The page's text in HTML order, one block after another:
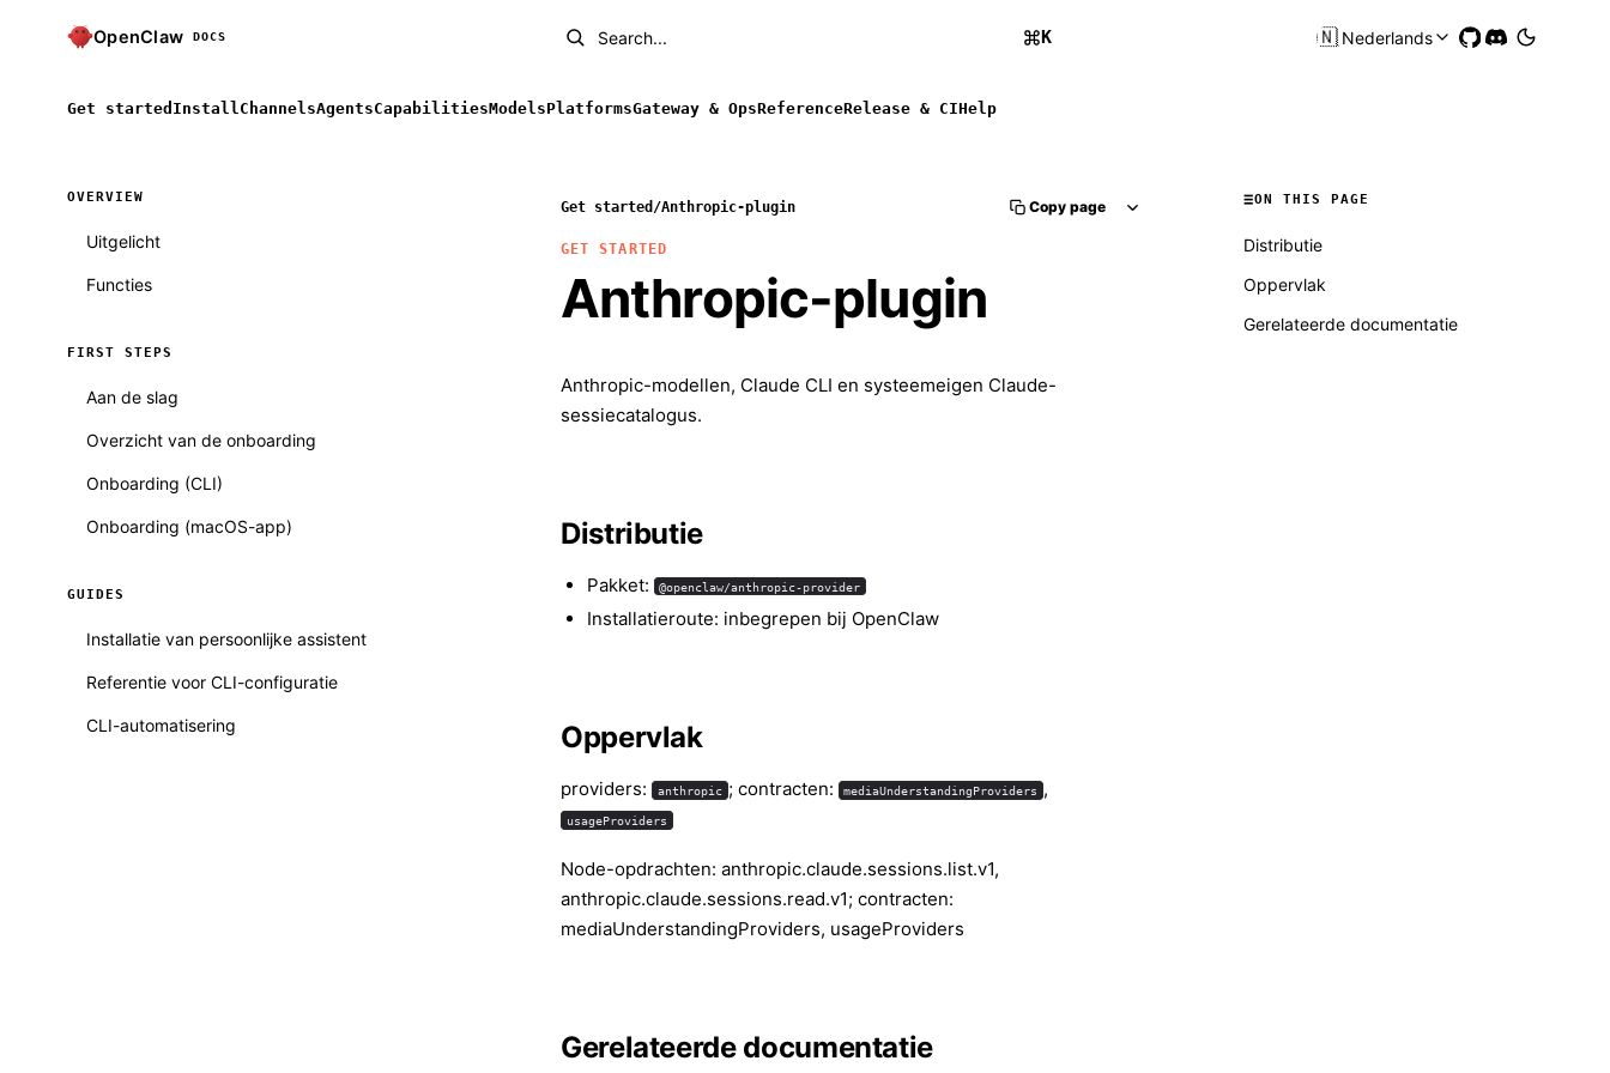
OpenClaw DOCS Search... K 🇳🇱Nederlands
Get started Install ChannelsAgentsCapabilitiesModelsPlatformsGateway & OpsReferenceRelease & CIHelp
OVERVIEW
Uitgelicht
Functies
FIRST STEPS
Aan de slag
Overzicht van de onboarding
Onboarding (CLI)
Onboarding (macOS-app)
GUIDES
Installatie van persoonlijke assistent
Referentie voor CLI-configuratie
CLI-automatisering
Get started /Anthropic-plugin Copy page
GET STARTED
Anthropic-plugin
Anthropic-modellen, Claude CLI en systeemeigen Claude-
sessiecatalogus.
Distributie
Pakket: @openclaw/anthropic-provider
Installatieroute: inbegrepen bij OpenClaw
Oppervlak
providers: anthropic ; contracten: mediaUnderstandingProviders ,
usageProviders
Node-opdrachten: anthropic.claude.sessions.list.v1,
anthropic.claude.sessions.read.v1; contracten:
mediaUnderstandingProviders, usageProviders
Gerelateerde documentatie
ON THIS PAGE
Distributie
Oppervlak
Gerelateerde documentatie